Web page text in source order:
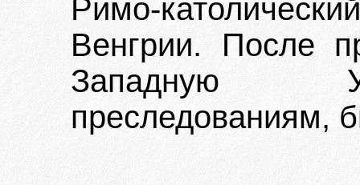
Римо-
Венгрии. После
Западную
преследованиям,